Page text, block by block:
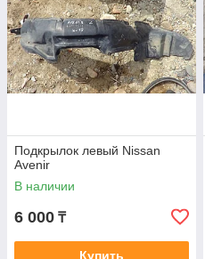
Подкрылок левый Nissan
Avenir
В наличии
6 000 ₸
Купить